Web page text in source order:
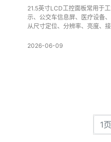
21.5英寸LCD工控面板常用于
示、公交车信息屏、医疗设备
从尺寸定位、分辨率、亮度、
2026-06-09
1